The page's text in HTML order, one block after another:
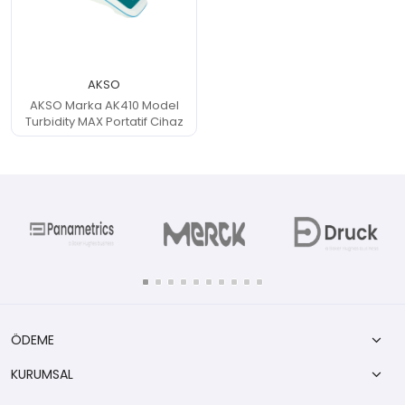
AKSO
AKSO Marka AK410 Model
Turbidity MAX Portatif Cihaz
ÖDEME
KURUMSAL